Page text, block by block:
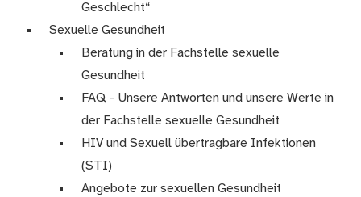
Geschlecht“
Sexuelle Gesundheit
Beratung in der Fachstelle sexuelle
Gesundheit
FAQ - Unsere Antworten und unsere Werte in
der Fachstelle sexuelle Gesundheit
HIV und Sexuell übertragbare Infektionen
(STI)
Angebote zur sexuellen Gesundheit